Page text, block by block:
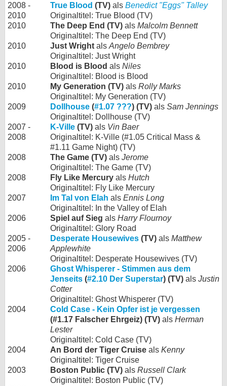
2008 -
2010
True Blood (TV) als Benedict "Eggs" Talley
Originaltitel: True Blood (TV)
2010
The Deep End (TV) als Malcolm Bennett
Originaltitel: The Deep End (TV)
2010
Just Wright als Angelo Bembrey
Originaltitel: Just Wright
2010
Blood is Blood als Niles
Originaltitel: Blood is Blood
2010
My Generation (TV) als Rolly Marks
Originaltitel: My Generation (TV)
2009
Dollhouse (#1.07 ???) (TV) als Sam Jennings
Originaltitel: Dollhouse (TV)
2007 -
2008
K-Ville (TV) als Vin Baer
Originaltitel: K-Ville (#1.05 Critical Mass &
#1.11 Game Night) (TV)
2008
The Game (TV) als Jerome
Originaltitel: The Game (TV)
2008
Fly Like Mercury als Hutch
Originaltitel: Fly Like Mercury
2007
Im Tal von Elah als Ennis Long
Originaltitel: In the Valley of Elah
2006
Spiel auf Sieg als Harry Flournoy
Originaltitel: Glory Road
2005 -
2006
Desperate Housewives (TV) als Matthew
Applewhite
Originaltitel: Desperate Housewives (TV)
2006
Ghost Whisperer - Stimmen aus dem
Jenseits (#2.10 Der Superstar) (TV) als Justin
Cotter
Originaltitel: Ghost Whisperer (TV)
2004
Cold Case - Kein Opfer ist je vergessen
(#1.17 Falscher Ehrgeiz) (TV) als Herman
Lester
Originaltitel: Cold Case (TV)
2004
An Bord der Tiger Cruise als Kenny
Originaltitel: Tiger Cruise
2003
Boston Public (TV) als Russell Clark
Originaltitel: Boston Public (TV)